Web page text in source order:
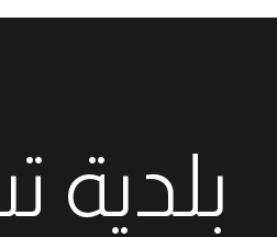
بلدية